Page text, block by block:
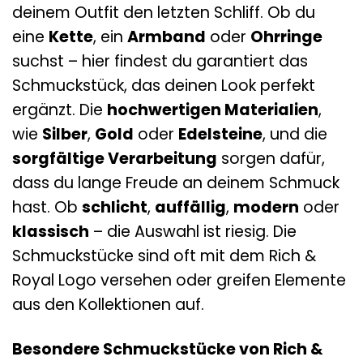
deinem Outfit den letzten Schliff. Ob du
eine Kette, ein Armband oder Ohrringe
suchst – hier findest du garantiert das
Schmuckstück, das deinen Look perfekt
ergänzt. Die hochwertigen Materialien,
wie Silber, Gold oder Edelsteine, und die
sorgfältige Verarbeitung sorgen dafür,
dass du lange Freude an deinem Schmuck
hast. Ob schlicht, auffällig, modern oder
klassisch – die Auswahl ist riesig. Die
Schmuckstücke sind oft mit dem Rich &
Royal Logo versehen oder greifen Elemente
aus den Kollektionen auf.
Besondere Schmuckstücke von Rich &